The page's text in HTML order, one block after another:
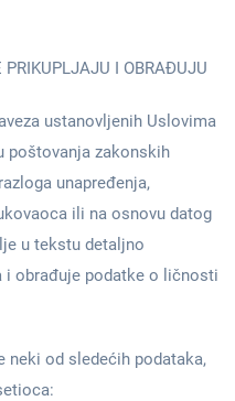
PRIKUPLJAJU I OBRAĐUJU
ustanovljenih Uslovima
poštovanja zakonskih
unapređenja,
ili na osnovu datog
u tekstu detaljno
i obrađuje podatke o ličnosti
neki od sledećih podataka,